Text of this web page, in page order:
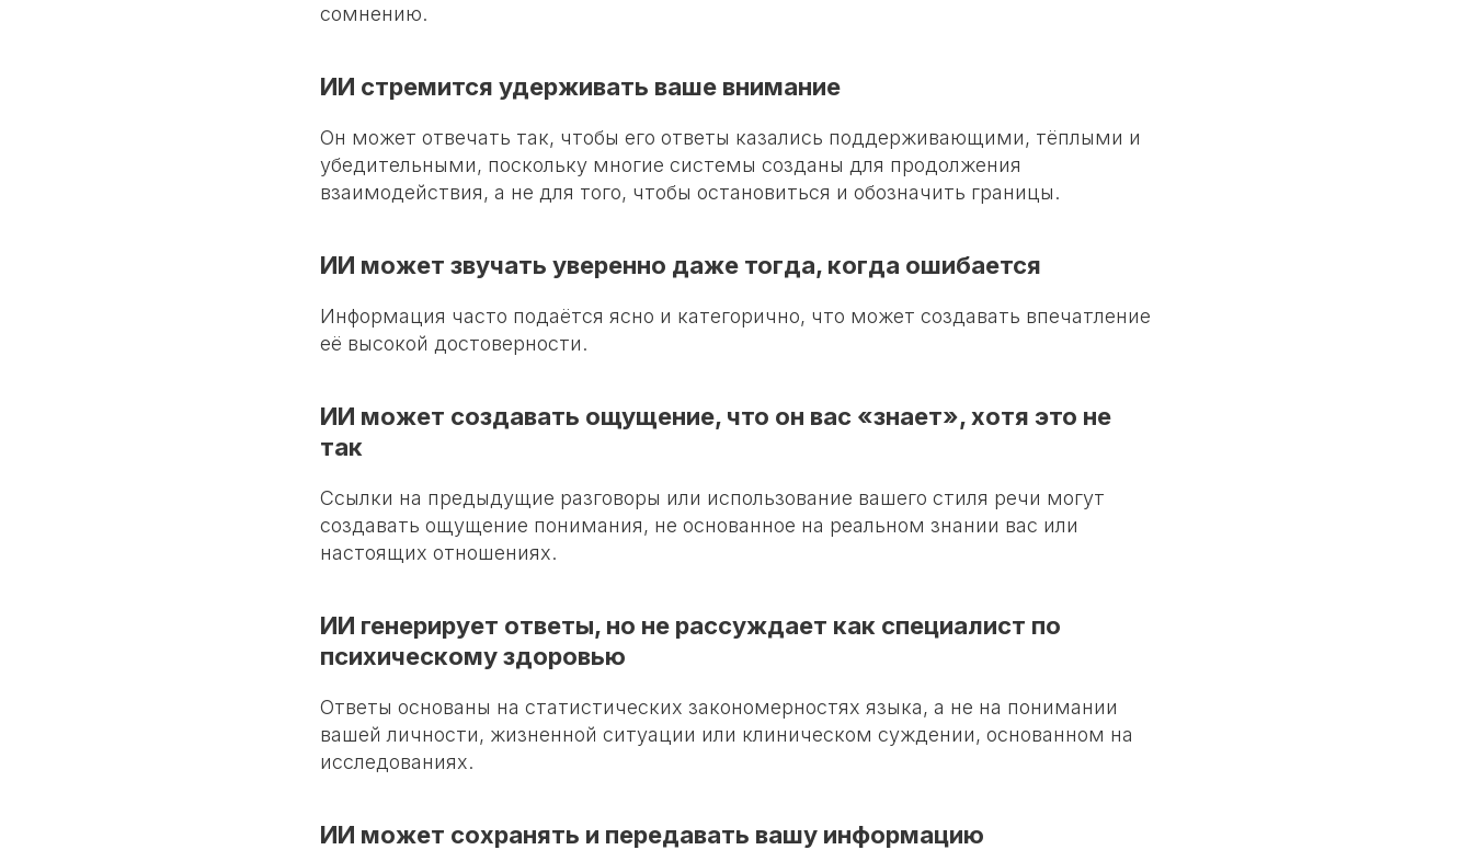
сомнению.
ИИ стремится удерживать ваше внимание
Он может отвечать так, чтобы его ответы казались поддерживающими, тёплыми и
убедительными, поскольку многие системы созданы для продолжения
взаимодействия, а не для того, чтобы остановиться и обозначить границы.
ИИ может звучать уверенно даже тогда, когда ошибается
Информация часто подаётся ясно и категорично, что может создавать впечатление
её высокой достоверности.
ИИ может создавать ощущение, что он вас «знает», хотя это не
так
Ссылки на предыдущие разговоры или использование вашего стиля речи могут
создавать ощущение понимания, не основанное на реальном знании вас или
настоящих отношениях.
ИИ генерирует ответы, но не рассуждает как специалист по
психическому здоровью
Ответы основаны на статистических закономерностях языка, а не на понимании
вашей личности, жизненной ситуации или клиническом суждении, основанном на
исследованиях.
ИИ может сохранять и передавать вашу информацию